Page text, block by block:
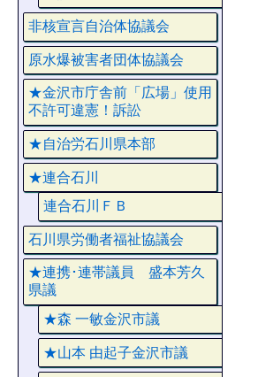
非核宣言自治体協議会
原水爆被害者団体協議会
★金沢市庁舎前「広場」使用
不許可違憲！訴訟
★自治労石川県本部
★連合石川
連合石川ＦＢ
石川県労働者福祉協議会
★連携･連帯議員 盛本芳久
県議
★森 一敏金沢市議
★山本 由起子金沢市議